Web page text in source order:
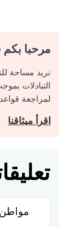
مرحبا بكم
نريد مساحة
التبادلات
لمراجعة
اقرأ ميثاقنا